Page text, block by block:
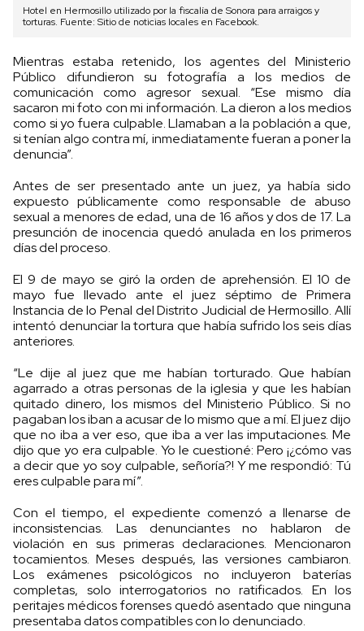
Hotel en Hermosillo utilizado por la fiscalía de Sonora para arraigos y
torturas. Fuente: Sitio de noticias locales en Facebook.
Mientras estaba retenido, los agentes del Ministerio
Público difundieron su fotografía a los medios de
comunicación como agresor sexual. “Ese mismo día
sacaron mi foto con mi información. La dieron a los medios
como si yo fuera culpable. Llamaban a la población a que,
si tenían algo contra mí, inmediatamente fueran a poner la
denuncia”.
Antes de ser presentado ante un juez, ya había sido
expuesto públicamente como responsable de abuso
sexual a menores de edad, una de 16 años y dos de 17. La
presunción de inocencia quedó anulada en los primeros
días del proceso.
El 9 de mayo se giró la orden de aprehensión. El 10 de
mayo fue llevado ante el juez séptimo de Primera
Instancia de lo Penal del Distrito Judicial de Hermosillo. Allí
intentó denunciar la tortura que había sufrido los seis días
anteriores.
“Le dije al juez que me habían torturado. Que habían
agarrado a otras personas de la iglesia y que les habían
quitado dinero, los mismos del Ministerio Público. Si no
pagaban los iban a acusar de lo mismo que a mí. El juez dijo
que no iba a ver eso, que iba a ver las imputaciones. Me
dijo que yo era culpable. Yo le cuestioné: Pero ¡¿cómo vas
a decir que yo soy culpable, señoría?! Y me respondió: Tú
eres culpable para mí”.
Con el tiempo, el expediente comenzó a llenarse de
inconsistencias. Las denunciantes no hablaron de
violación en sus primeras declaraciones. Mencionaron
tocamientos. Meses después, las versiones cambiaron.
Los exámenes psicológicos no incluyeron baterías
completas, solo interrogatorios no ratificados. En los
peritajes médicos forenses quedó asentado que ninguna
presentaba datos compatibles con lo denunciado.